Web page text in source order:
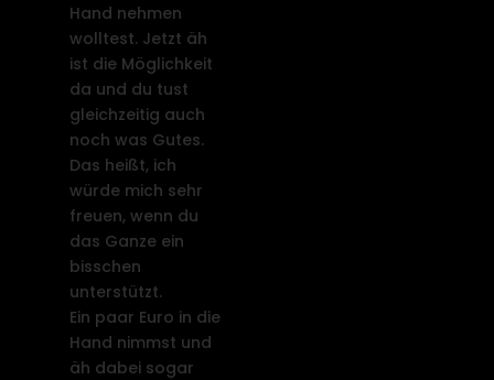
Hand nehmen
wolltest. Jetzt äh
ist die Möglichkeit
da und du tust
gleichzeitig auch
noch was Gutes.
Das heißt, ich
würde mich sehr
freuen, wenn du
das Ganze ein
bisschen
unterstützt.
Ein paar Euro in die
Hand nimmst und
äh dabei sogar